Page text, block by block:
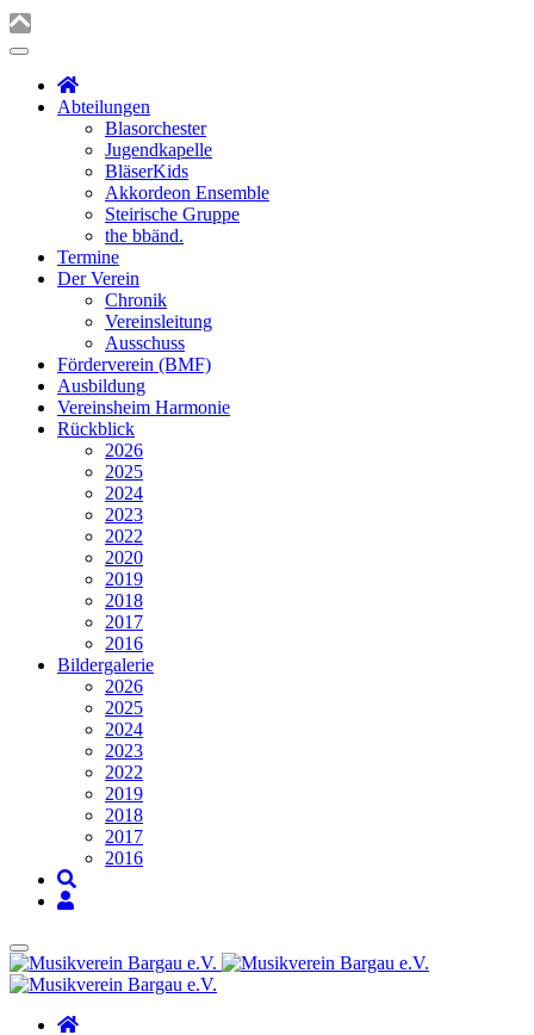
Abteilungen
Blasorchester
Jugendkapelle
BläserKids
Akkordeon Ensemble
Steirische Gruppe
the bbänd.
Termine
Der Verein
Chronik
Vereinsleitung
Ausschuss
Förderverein (BMF)
Ausbildung
Vereinsheim Harmonie
Rückblick
2026
2025
2024
2023
2022
2020
2019
2018
2017
2016
Bildergalerie
2026
2025
2024
2023
2022
2019
2018
2017
2016